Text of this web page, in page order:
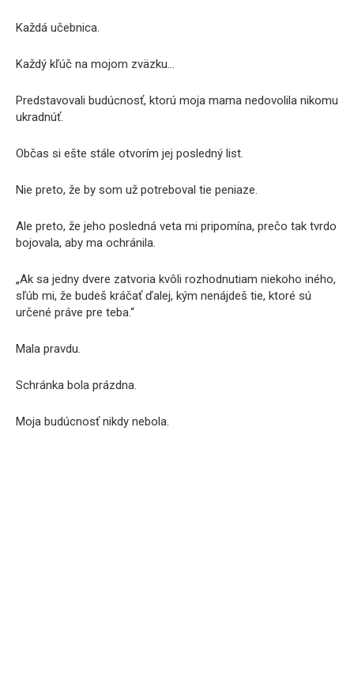
Každá učebnica.
Každý kľúč na mojom zväzku…
Predstavovali budúcnosť, ktorú moja mama nedovolila nikomu
ukradnúť.
Občas si ešte stále otvorím jej posledný list.
Nie preto, že by som už potreboval tie peniaze.
Ale preto, že jeho posledná veta mi pripomína, prečo tak tvrdo
bojovala, aby ma ochránila.
„Ak sa jedny dvere zatvoria kvôli rozhodnutiam niekoho iného,
sľúb mi, že budeš kráčať ďalej, kým nenájdeš tie, ktoré sú
určené práve pre teba.“
Mala pravdu.
Schránka bola prázdna.
Moja budúcnosť nikdy nebola.